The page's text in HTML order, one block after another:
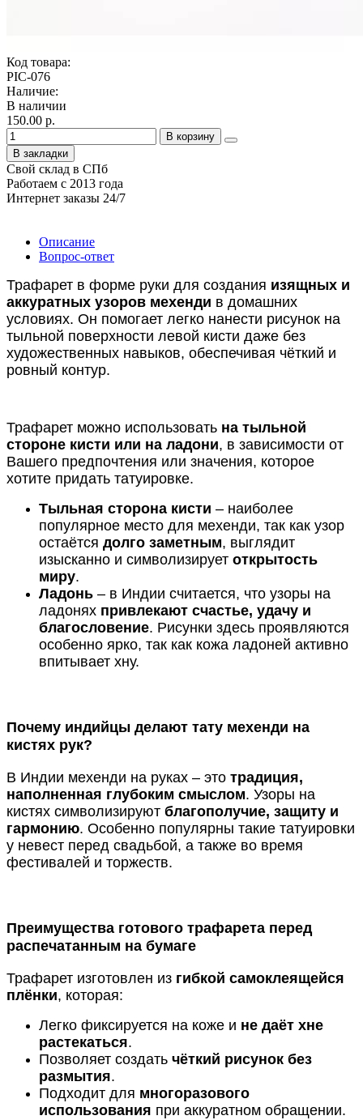
Код товара:
PIC-076
Наличие:
В наличии
150.00 р.
В корзину
В закладки
Свой склад в СПб
Работаем с 2013 года
Интернет заказы 24/7
Описание
Вопрос-ответ
Трафарет в форме руки для создания изящных и
аккуратных узоров мехенди в домашних
условиях. Он помогает легко нанести рисунок на
тыльной поверхности левой кисти даже без
художественных навыков, обеспечивая чёткий и
ровный контур.
Трафарет можно использовать на тыльной
стороне кисти или на ладони, в зависимости от
Вашего предпочтения или значения, которое
хотите придать татуировке.
Тыльная сторона кисти – наиболее
популярное место для мехенди, так как узор
остаётся долго заметным, выглядит
изысканно и символизирует открытость
миру.
Ладонь – в Индии считается, что узоры на
ладонях привлекают счастье, удачу и
благословение. Рисунки здесь проявляются
особенно ярко, так как кожа ладоней активно
впитывает хну.
Почему индийцы делают тату мехенди на
кистях рук?
В Индии мехенди на руках – это традиция,
наполненная глубоким смыслом. Узоры на
кистях символизируют благополучие, защиту и
гармонию. Особенно популярны такие татуировки
у невест перед свадьбой, а также во время
фестивалей и торжеств.
Преимущества готового трафарета перед
распечатанным на бумаге
Трафарет изготовлен из гибкой самоклеящейся
плёнки, которая:
Легко фиксируется на коже и не даёт хне
растекаться.
Позволяет создать чёткий рисунок без
размытия.
Подходит для многоразового
использования при аккуратном обращении.